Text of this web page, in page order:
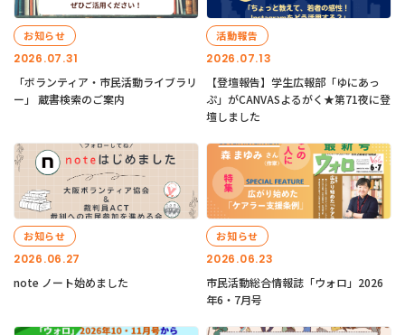
2026.07.31
お知らせ
「ボランティア・市民活動ライブラリ
ー」 蔵書検索のご案内
2026.07.13
活動報告
【登壇報告】学生広報部「ゆにあっ
ぷ」がCANVASよるがく★第71夜に登
壇しました
2026.06.27
お知らせ
note ノート始めました
2026.06.23
お知らせ
市民活動総合情報誌「ウォロ」2026
年6・7月号